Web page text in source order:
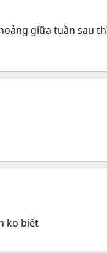
giữa tuần sau
ko biết